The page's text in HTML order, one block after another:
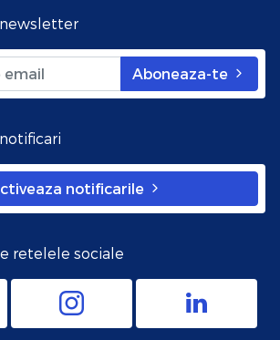
Aboneaza-te
notificarile
retelele sociale